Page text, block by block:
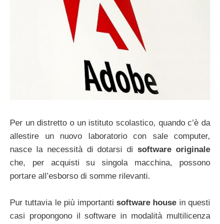
Per un distretto o un istituto scolastico, quando c’è da
allestire un nuovo laboratorio con sale computer,
nasce la necessità di dotarsi disoftware originale
che, per acquisti su singola macchina, possono
portare all’esborso di somme rilevanti.
Pur tuttavia le più importanti software house in questi
casi propongono il software in modalità multilicenza